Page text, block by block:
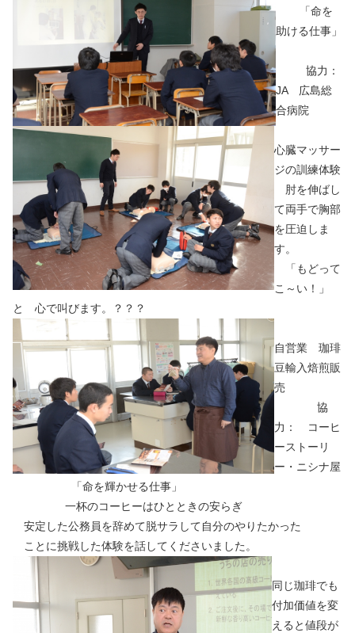
「命を
助ける仕事」
協力：
JA 広島総
合病院
心臓マッサー
ジの訓練体験
肘を伸ばし
て両手で胸部
を圧迫しま
す。
「もどって
こ～い！」
と 心で叫びます。？？？
自営業 珈琲
豆輸入焙煎販
売
協
力： コーヒ
ーストーリ
ー・ニシナ屋
「命を輝かせる仕事」
一杯のコーヒーはひとときの安らぎ
安定した公務員を辞めて脱サラして自分のやりたかった
ことに挑戦した体験を話してくださいました。
同じ珈琲でも
付加価値を変
えると値段が